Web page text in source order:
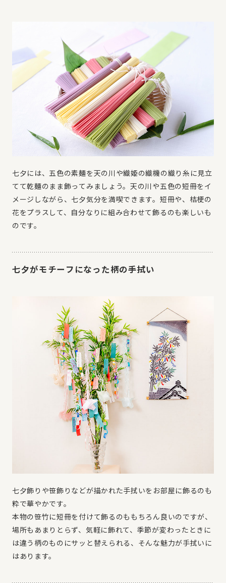
七夕には、五色の素麺を天の川や織姫の織機の織り糸に見立
てて乾麺のまま飾ってみましょう。天の川や五色の短冊をイ
メージしながら、七夕気分を満喫できます。短冊や、桔梗の
花をプラスして、自分なりに組み合わせて飾るのも楽しいも
のです。
七夕がモチーフになった柄の手拭い
七夕飾りや笹飾りなどが描かれた手拭いをお部屋に飾るのも
粋で華やかです。
本物の笹竹に短冊を付けて飾るのももちろん良いのですが、
場所もあまりとらず、気軽に飾れて、季節が変わったときに
は違う柄のものにサッと替えられる、そんな魅力が手拭いに
はあります。